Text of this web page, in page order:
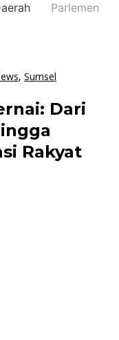
Parlemen
, Sumsel
Dari
Rakyat